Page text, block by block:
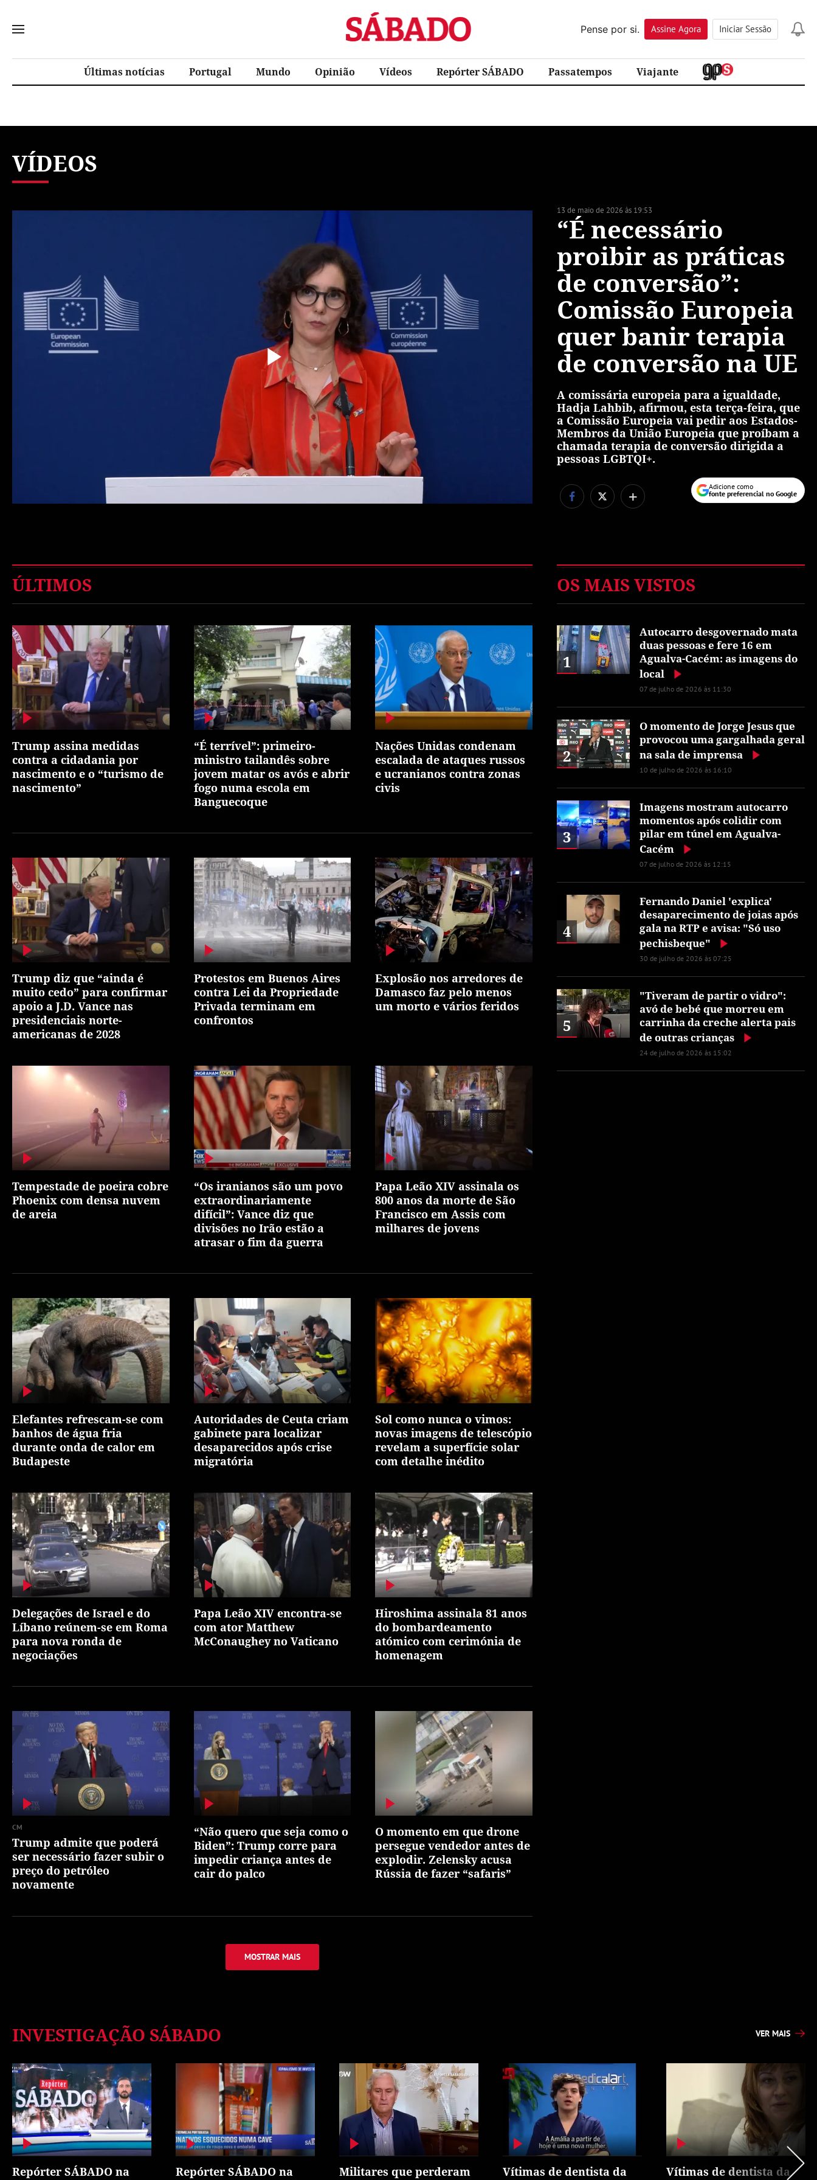
Sábado
Pense por si.
Assine Agora Iniciar Sessão
Últimas notícias Portugal Mundo Opinião Vídeos Repórter SÁBADO Passatempos Viajante
VÍDEOS
Reproduzir
Vídeo
13 de maio de 2026 às 19:53
“É necessário
proibir as práticas
de conversão”:
Comissão Europeia
quer banir terapia
de conversão na UE
A comissária europeia para a igualdade,
Hadja Lahbib, afirmou, esta terça-feira, que
a Comissão Europeia vai pedir aos Estados-
Membros da União Europeia que proíbam a
chamada terapia de conversão dirigida a
pessoas LGBTQI+.
+
Adicione como
fonte preferencial no Google
ÚLTIMOS
Trump assina medidas
contra a cidadania por
nascimento e o “turismo de
nascimento”
“É terrível”: primeiro-
ministro tailandês sobre
jovem matar os avós e abrir
fogo numa escola em
Banguecoque
Nações Unidas condenam
escalada de ataques russos
e ucranianos contra zonas
civis
Trump diz que “ainda é
muito cedo” para confirmar
apoio a J.D. Vance nas
presidenciais norte-
americanas de 2028
Protestos em Buenos Aires
contra Lei da Propriedade
Privada terminam em
confrontos
Explosão nos arredores de
Damasco faz pelo menos
um morto e vários feridos
Tempestade de poeira cobre
Phoenix com densa nuvem
de areia
“Os iranianos são um povo
extraordinariamente
difícil”: Vance diz que
divisões no Irão estão a
atrasar o fim da guerra
Papa Leão XIV assinala os
800 anos da morte de São
Francisco em Assis com
milhares de jovens
Elefantes refrescam-se com
banhos de água fria
durante onda de calor em
Budapeste
Autoridades de Ceuta criam
gabinete para localizar
desaparecidos após crise
migratória
Sol como nunca o vimos:
novas imagens de telescópio
revelam a superfície solar
com detalhe inédito
Delegações de Israel e do
Líbano reúnem-se em Roma
para nova ronda de
negociações
Papa Leão XIV encontra-se
com ator Matthew
McConaughey no Vaticano
Hiroshima assinala 81 anos
do bombardeamento
atómico com cerimónia de
homenagem
CM
Trump admite que poderá
ser necessário fazer subir o
preço do petróleo
novamente
“Não quero que seja como o
Biden”: Trump corre para
impedir criança antes de
cair do palco
O momento em que drone
persegue vendedor antes de
explodir. Zelensky acusa
Rússia de fazer “safaris”
MOSTRAR MAIS
OS MAIS VISTOS
1
Autocarro desgovernado mata
duas pessoas e fere 16 em
Agualva-Cacém: as imagens do
local
07 de julho de 2026 às 11:30
2
O momento de Jorge Jesus que
provocou uma gargalhada geral
na sala de imprensa
10 de julho de 2026 às 16:10
3
Imagens mostram autocarro
momentos após colidir com
pilar em túnel em Agualva-
Cacém
07 de julho de 2026 às 12:15
4
Fernando Daniel 'explica'
desaparecimento de joias após
gala na RTP e avisa: "Só uso
pechisbeque"
30 de julho de 2026 às 07:25
5
"Tiveram de partir o vidro":
avó de bebé que morreu em
carrinha da creche alerta pais
de outras crianças
24 de julho de 2026 às 15:02
INVESTIGAÇÃO SÁBADO VER MAIS
Repórter SÁBADO na
Repórter SÁBADO na
Militares que perderam
Vítimas de dentista da
Vítimas de dentista da